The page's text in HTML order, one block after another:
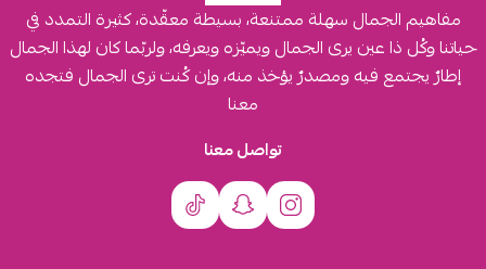
مفاهيم الجمال سهلة ممتنعة، بسيطة معقّدة، كثيرة التمدد في
حياتنا وكُل ذا عين يرى الجمال ويميّزه ويعرفه، ولربّما كان لهذا الجمال
إطارٌ يجتمع فيه ومصدرٌ يؤخذ منه، وإن كُنت ترى الجمال فتجده
معنا
تواصل معنا